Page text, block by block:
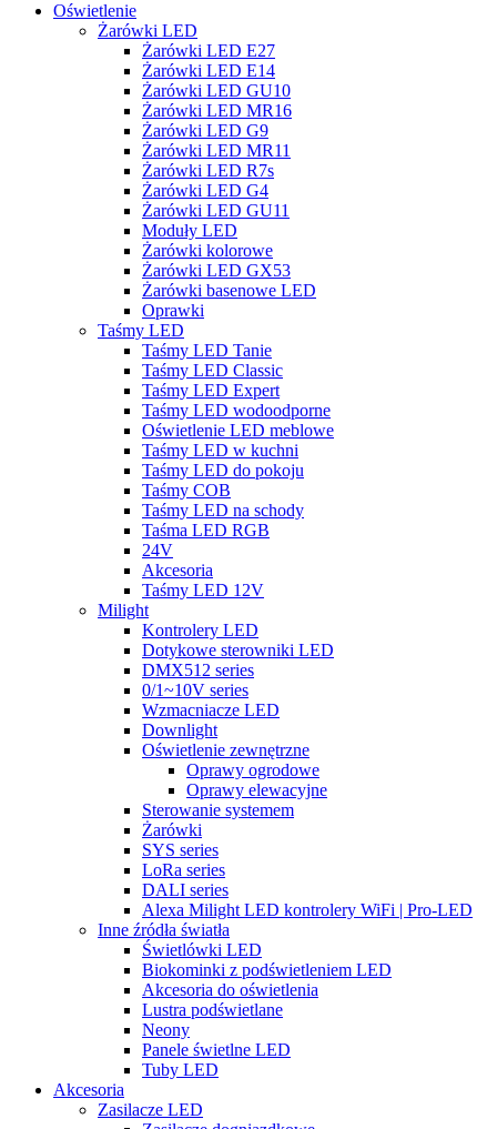
Oświetlenie
Żarówki LED
Żarówki LED E27
Żarówki LED E14
Żarówki LED GU10
Żarówki LED MR16
Żarówki LED G9
Żarówki LED MR11
Żarówki LED R7s
Żarówki LED G4
Żarówki LED GU11
Moduły LED
Żarówki kolorowe
Żarówki LED GX53
Żarówki basenowe LED
Oprawki
Taśmy LED
Taśmy LED Tanie
Taśmy LED Classic
Taśmy LED Expert
Taśmy LED wodoodporne
Oświetlenie LED meblowe
Taśmy LED w kuchni
Taśmy LED do pokoju
Taśmy COB
Taśmy LED na schody
Taśma LED RGB
24V
Akcesoria
Taśmy LED 12V
Milight
Kontrolery LED
Dotykowe sterowniki LED
DMX512 series
0/1~10V series
Wzmacniacze LED
Downlight
Oświetlenie zewnętrzne
Oprawy ogrodowe
Oprawy elewacyjne
Sterowanie systemem
Żarówki
SYS series
LoRa series
DALI series
Alexa Milight LED kontrolery WiFi | Pro-LED
Inne źródła światła
Świetlówki LED
Biokominki z podświetleniem LED
Akcesoria do oświetlenia
Lustra podświetlane
Neony
Panele świetlne LED
Tuby LED
Akcesoria
Zasilacze LED